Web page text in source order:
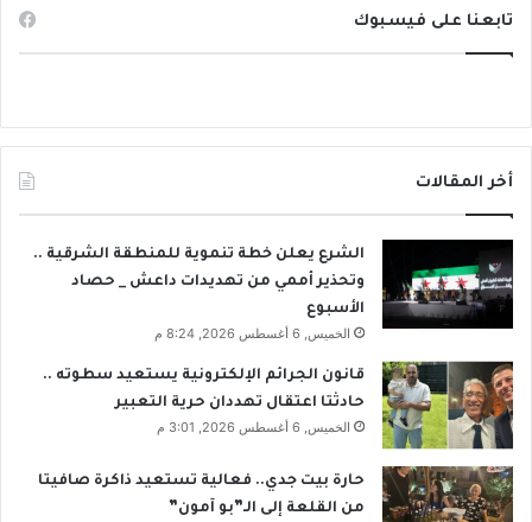
تابعنا على فيسبوك
أخر المقالات
الشرع يعلن خطة تنموية للمنطقة الشرقية ..
وتحذير أممي من تهديدات داعش _ حصاد
الأسبوع
الخميس, 6 أغسطس 2026, 8:24 م
قانون الجرائم الإلكترونية يستعيد سطوته ..
حادثتا اعتقال تهددان حرية التعبير
الخميس, 6 أغسطس 2026, 3:01 م
حارة بيت جدي.. فعالية تستعيد ذاكرة صافيتا
من القلعة إلى الـ”بو آمون”